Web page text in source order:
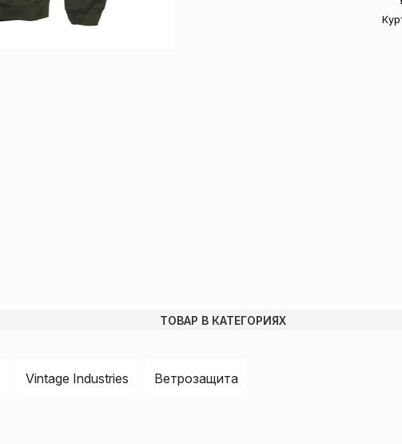
ТОВАР В КАТЕГОРИЯХ
Vintage Industries Ветрозащита